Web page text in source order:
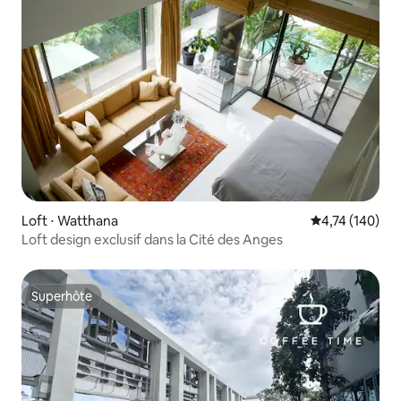
Loft ⋅ Watthana Évaluation
4,74 (140)
Loft design exclusif dans la Cité des Anges
Superhôte
Superhôte